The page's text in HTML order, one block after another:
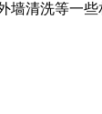
墙清洗等一